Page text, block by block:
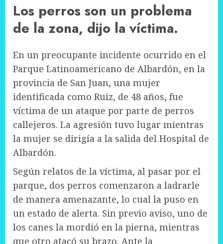
Los perros son un problema
de la zona, dijo la víctima.
En un preocupante incidente ocurrido en el
Parque Latinoamericano de Albardón, en la
provincia de San Juan, una mujer
identificada como Ruiz, de 48 años, fue
víctima de un ataque por parte de perros
callejeros. La agresión tuvo lugar mientras
la mujer se dirigía a la salida del Hospital de
Albardón.
Según relatos de la víctima, al pasar por el
parque, dos perros comenzaron a ladrarle
de manera amenazante, lo cual la puso en
un estado de alerta. Sin previo aviso, uno de
los canes la mordió en la pierna, mientras
que otro atacó su brazo. Ante la